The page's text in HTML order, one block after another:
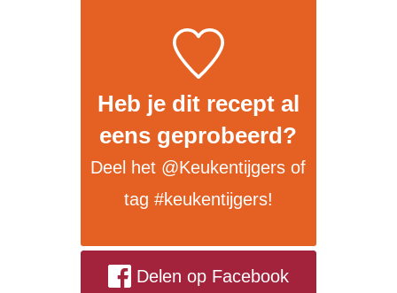
Heb je dit recept al
eens geprobeerd?
Deel het @Keukentijgers of
tag #keukentijgers!
Delen op Facebook